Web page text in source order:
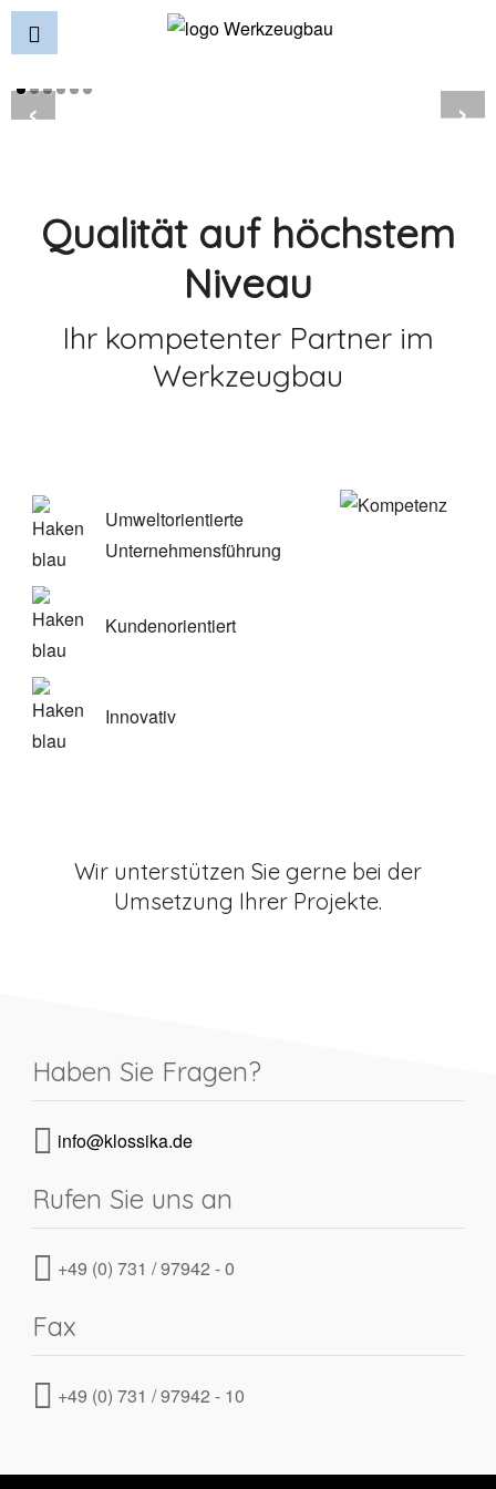
›
‹
Qualität auf höchstem
Niveau
Ihr kompetenter Partner im
Werkzeugbau
Umweltorientierte
Unternehmensführung
Kundenorientiert
Innovativ
Wir unterstützen Sie gerne bei der
Umsetzung Ihrer Projekte.
Haben Sie Fragen?
info@klossika.de
Rufen Sie uns an
+49 (0) 731 / 97942 - 0
Fax
+49 (0) 731 / 97942 - 10